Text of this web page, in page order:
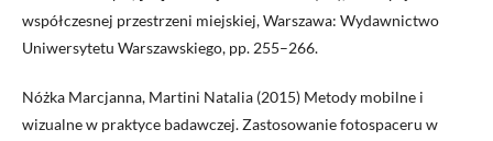
współczesnej przestrzeni miejskiej, Warszawa: Wydawnictwo
Uniwersytetu Warszawskiego, pp. 255–266.
Nóżka Marcjanna, Martini Natalia (2015) Metody mobilne i
wizualne w praktyce badawczej. Zastosowanie fotospaceru w